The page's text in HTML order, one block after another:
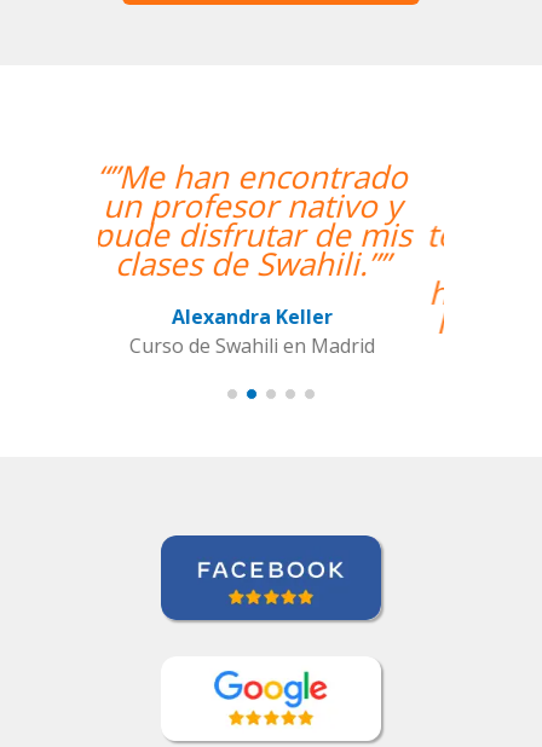
“”The course is going
well and Eugenia, my
teacher, is fantastic. My
communication skills
have improved greatly.
I'm really enjoying the
lessons!””
Miguel Eufrasio